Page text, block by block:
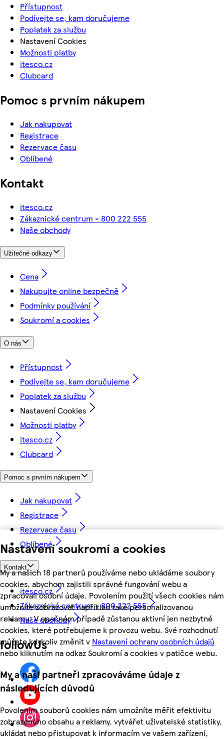
Nastavení soukromí a cookies
My a našich 18 partnerů používáme nebo ukládáme soubory
cookies, abychom zajistili správné fungování webu a
zpracovali osobní údaje. Povolením použití všech cookies nám
umožníte zobrazovat například také personalizovanou
reklamu. V opačném případě zůstanou aktivní jen nezbytné
cookies, které potřebujeme k provozu webu. Své rozhodnutí
můžete kdykoliv změnit v Nastavení ochrany osobních údajů
nebo kliknutím na odkaz Soukromí a cookies v patičce webu.
My a naši partneři zpracováváme údaje z
následujících důvodů
Povolením souborů cookies nám umožníte měřit efektivitu
zobrazeného obsahu a reklamy, vytvářet uživatelské statistiky,
ukládat nebo přistupovat k informacím ve vašem zařízení,
Přístupnost
Podívejte se, kam doručujeme
Poplatek za službu
Nastavení Cookies
Možnosti platby
itesco.cz
Clubcard
Pomoc s prvním nákupem
Jak nakupovat
Registrace
Rezervace času
Oblíbené
Kontakt
itesco.cz
Zákaznické centrum - 800 222 555
Naše obchody
Užitečné odkazy
Cena
Nakupujte online bezpečně
Podmínky používání
Soukromí a cookies
O nás
Přístupnost
Podívejte se, kam doručujeme
Poplatek za službu
Nastavení Cookies
Možnosti platby
itesco.cz
Clubcard
Pomoc s prvním nákupem
Jak nakupovat
Registrace
Rezervace času
Oblíbené
Kontakt
itesco.cz
Zákaznické centrum - 800 222 555
Naše obchody
followUs